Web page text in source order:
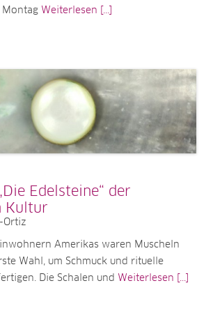
Montag Weiterlesen [...]
Edelsteine“ der
Kultur
Ortiz
Amerikas waren Muscheln
Wahl, um Schmuck und rituelle
Die Schalen und Weiterlesen [...]